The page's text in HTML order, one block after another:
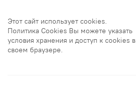
Этот сайт использует cookies.
Политика Cookies Вы можете указать
условия хранения и доступ к cookies в
своем браузере.